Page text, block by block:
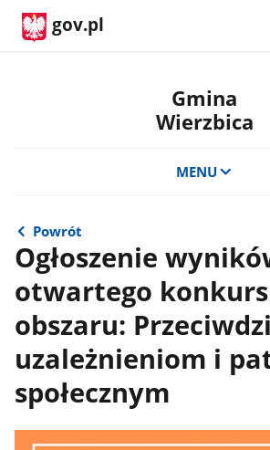
gov.pl
Gmina
Wierzbica
MENU
Powrót
Ogłoszenie
otwartego
obszaru:
uzależnieniom i
społecznym